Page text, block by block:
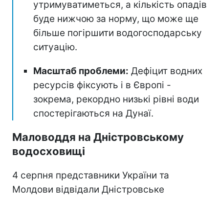
утримуватиметься, а кількість опадів
буде нижчою за норму, що може ще
більше погіршити водогосподарську
ситуацію.
Масштаб проблеми: Дефіцит водних
ресурсів фіксують і в Європі -
зокрема, рекордно низькі рівні води
спостерігаються на Дунаї.
Маловоддя на Дністровському
водосховищі
4 серпня представники України та
Молдови відвідали Дністровське